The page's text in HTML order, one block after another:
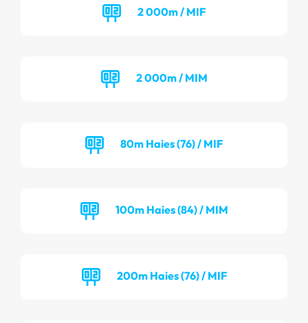
2 000m / MIF
2 000m / MIM
80m Haies (76) / MIF
100m Haies (84) / MIM
200m Haies (76) / MIF